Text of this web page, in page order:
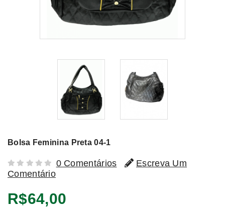
Bolsa Feminina Preta 04-1
0 Comentários
Escreva Um
Comentário
R$64,00